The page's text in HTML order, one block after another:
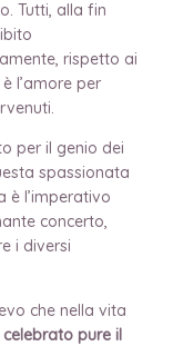
Tutti, alla fin
rispetto ai
l’amore per
per il genio dei
spassionata
è l’imperativo
concerto,
i diversi
che nella vita
celebrato pure il